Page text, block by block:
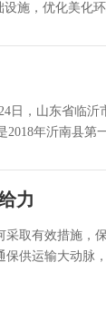
施，优化美化
日，山东省临
2018年沂南县第
力
取有效措施，
供运输大动脉